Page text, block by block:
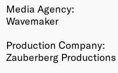
Media Agency:
Wavemaker
Production Company:
Zauberberg Productions